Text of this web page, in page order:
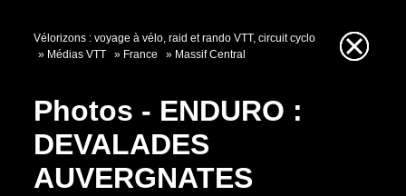
Vélorizons : voyage à vélo, raid et rando VTT, circuit cyclo
Médias VTT
France Massif Central
Photos - ENDURO :
DEVALADES
AUVERGNATES